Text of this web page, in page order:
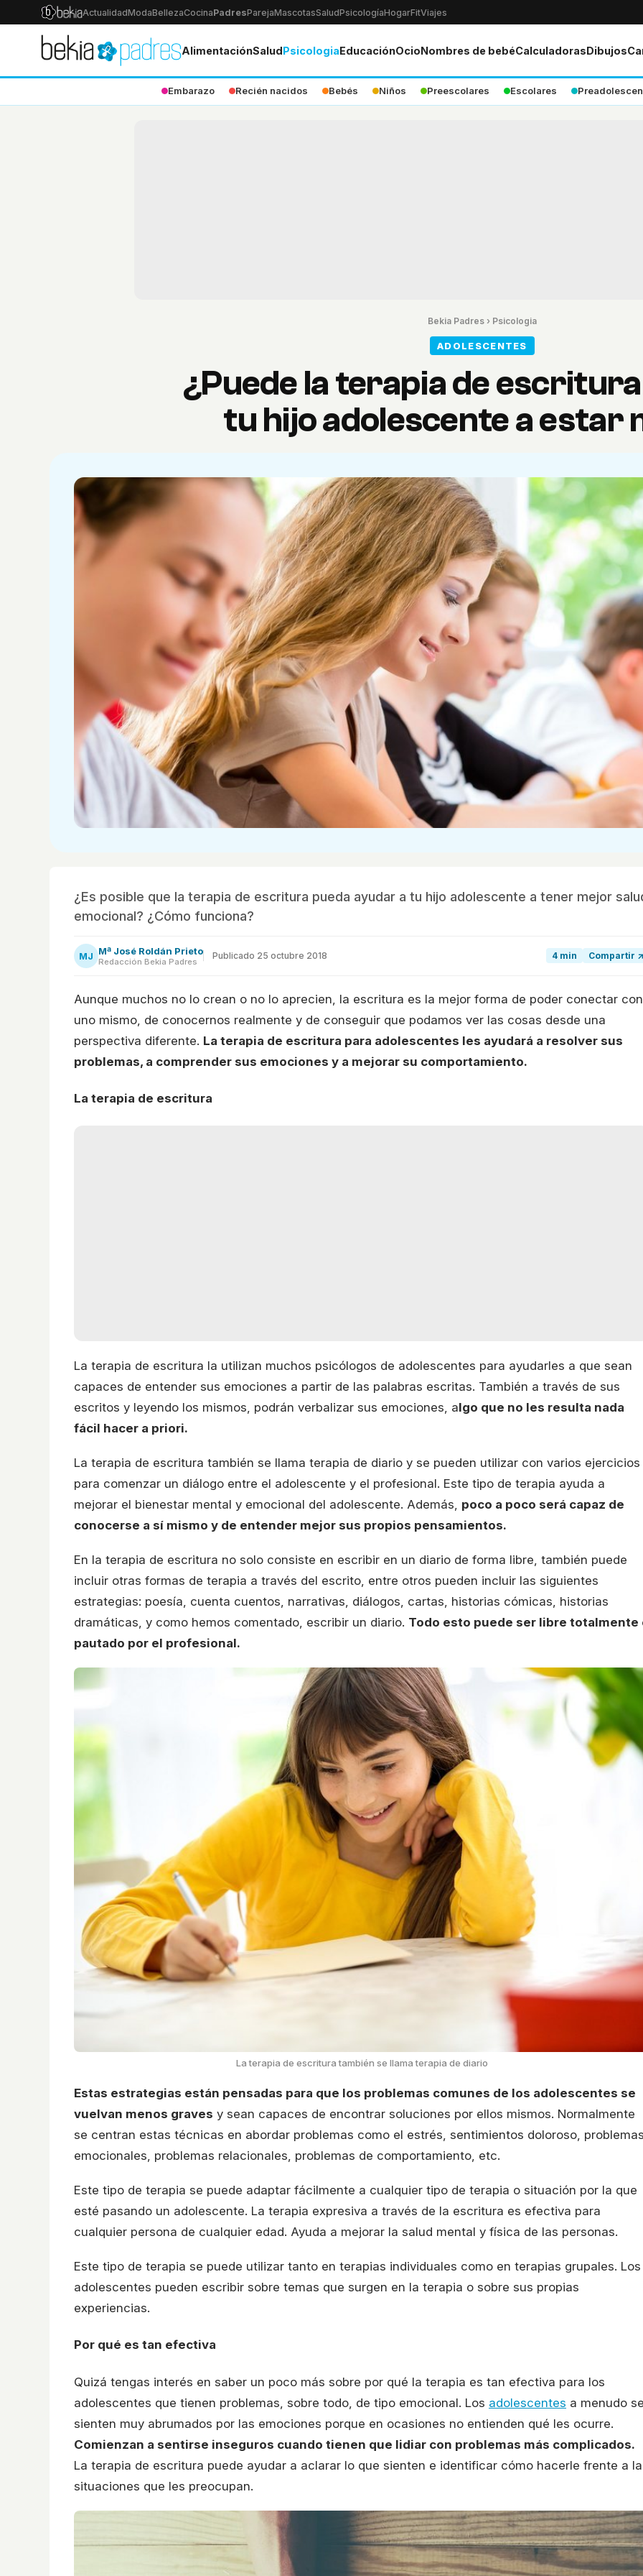
ActualidadModaBellezaCocinaPadresParejaMascotasSaludPsicologíaHogarFitViajes
AlimentaciónSaludPsicologiaEducaciónOcioNombres de bebéCalculadorasDibujos
Embarazo Recién nacidos Bebés Niños Preescolares Escolares
Bekia Padres › Psicologia
ADOLESCENTES
¿Puede la terapia de
tu hijo adolescente a estar
¿Es posible que la terapia de escritura pueda ayudar a tu hijo adolescente a tener mejor
emocional? ¿Cómo funciona?
MJ Mª José Roldán Prieto
Redacción Bekia Padres
Publicado 25 octubre 2018 4 min Compartir ↗
Aunque muchos no lo crean o no lo aprecien, la escritura es la mejor forma de poder conectar con
uno mismo, de conocernos realmente y de conseguir que podamos ver las cosas desde una
perspectiva diferente. La terapia de escritura para adolescentes les ayudará a resolver sus
problemas, a comprender sus emociones y a mejorar su comportamiento.
La terapia de escritura
La terapia de escritura la utilizan muchos psicólogos de adolescentes para ayudarles a que sean
capaces de entender sus emociones a partir de las palabras escritas. También a través de sus
escritos y leyendo los mismos, podrán verbalizar sus emociones, algo que no les resulta nada
fácil hacer a priori.
La terapia de escritura también se llama terapia de diario y se pueden utilizar con varios ejercicios
para comenzar un diálogo entre el adolescente y el profesional. Este tipo de terapia ayuda a
mejorar el bienestar mental y emocional del adolescente. Además, poco a poco será capaz de
conocerse a sí mismo y de entender mejor sus propios pensamientos.
En la terapia de escritura no solo consiste en escribir en un diario de forma libre, también puede
incluir otras formas de terapia a través del escrito, entre otros pueden incluir las siguientes
estrategias: poesía, cuenta cuentos, narrativas, diálogos, cartas, historias cómicas, historias
dramáticas, y como hemos comentado, escribir un diario. Todo esto puede ser libre totalmente
pautado por el profesional.
La terapia de escritura también se llama terapia de diario
Estas estrategias están pensadas para que los problemas comunes de los adolescentes se
vuelvan menos graves y sean capaces de encontrar soluciones por ellos mismos. Normalmente
se centran estas técnicas en abordar problemas como el estrés, sentimientos doloroso,
emocionales, problemas relacionales, problemas de comportamiento, etc.
Este tipo de terapia se puede adaptar fácilmente a cualquier tipo de terapia o situación por la que
esté pasando un adolescente. La terapia expresiva a través de la escritura es efectiva para
cualquier persona de cualquier edad. Ayuda a mejorar la salud mental y física de las personas.
Este tipo de terapia se puede utilizar tanto en terapias individuales como en terapias grupales. Los
adolescentes pueden escribir sobre temas que surgen en la terapia o sobre sus propias
experiencias.
Por qué es tan efectiva
Quizá tengas interés en saber un poco más sobre por qué la terapia es tan efectiva para los
adolescentes que tienen problemas, sobre todo, de tipo emocional. Los adolescentes a menudo
sienten muy abrumados por las emociones porque en ocasiones no entienden qué les ocurre.
Comienzan a sentirse inseguros cuando tienen que lidiar con problemas más complicados.
La terapia de escritura puede ayudar a aclarar lo que sienten e identificar cómo hacerle frente a
situaciones que les preocupan.